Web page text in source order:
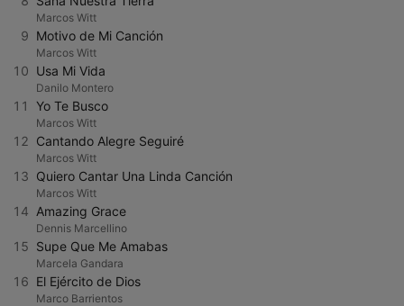
Marcos Witt
9 Motivo de Mi Canción
Marcos Witt
10 Usa Mi Vida
Danilo Montero
11 Yo Te Busco
Marcos Witt
12 Cantando Alegre Seguiré
Marcos Witt
13 Quiero Cantar Una Linda Canción
Marcos Witt
14 Amazing Grace
Dennis Marcellino
15 Supe Que Me Amabas
Marcela Gandara
16 El Ejército de Dios
Marco Barrientos